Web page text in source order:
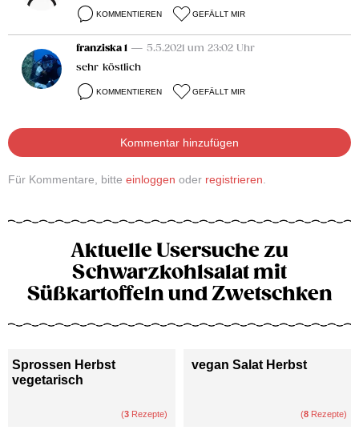
KOMMENTIEREN GEFÄLLT MIR
franziska 1 — 5.5.2021 um 23:02 Uhr
sehr köstlich
KOMMENTIEREN GEFÄLLT MIR
Kommentar hinzufügen
Für Kommentare, bitte einloggen oder registrieren
Aktuelle Usersuche zu
Schwarzkohlsalat mit
Süßkartoffeln und Zwetschken
Sprossen Herbst
vegetarisch
(3 Rezepte)
vegan Salat Herbst
(8 Rezepte)